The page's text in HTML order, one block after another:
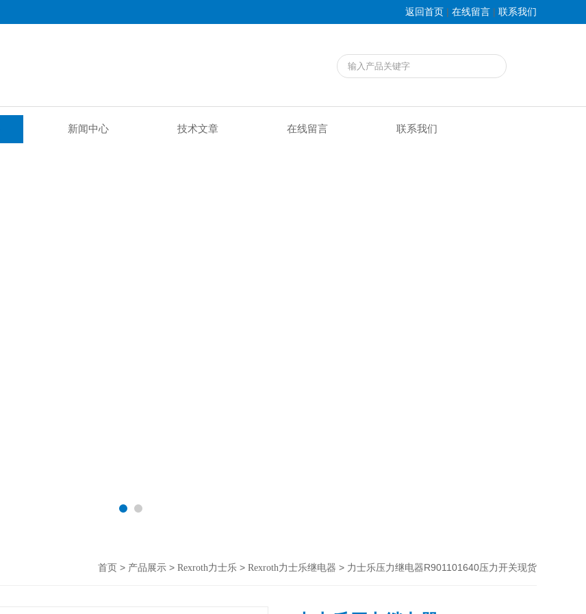
返回首页 | 在线留言 | 联系我们
新闻中心 技术文章 在线留言 联系我们
首页 > 产品展示 > Rexroth力士乐 > Rexroth力士乐继电器 > 力士乐压力继电器R901101640压力开关现货